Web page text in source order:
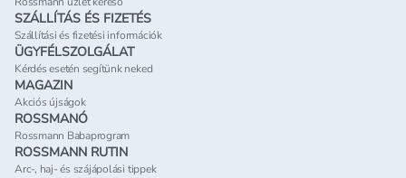
SZÁLLÍTÁS ÉS FIZETÉS
Szállítási és fizetési információk
ÜGYFÉLSZOLGÁLAT
Kérdés esetén segítünk neked
MAGAZIN
Akciós újságok
ROSSMANÓ
Rossmann Babaprogram
ROSSMANN RUTIN
Arc-, haj- és szájápolási tippek